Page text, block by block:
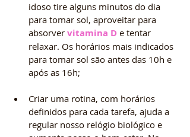
idoso tire alguns minutos do dia
para tomar sol, aproveitar para
absorver vitamina D e tentar
relaxar. Os horários mais indicados
para tomar sol são antes das 10h e
após as 16h;
Criar uma rotina, com horários
definidos para cada tarefa, ajuda a
regular nosso relógio biológico e